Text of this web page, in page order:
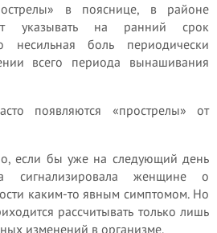
в пояснице, в районе
указывать на ранний срок
несильная боль периодически
всего периода вынашивания
появляются «прострелы» от
если бы уже на следующий день
сигнализировала женщине о
каким-то явным симптомом. Но
рассчитывать только лишь
изменений в организме.